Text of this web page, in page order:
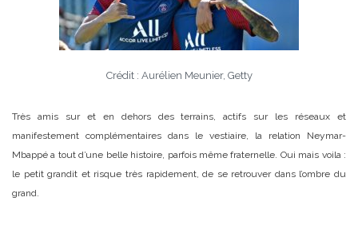
Crédit : Aurélien Meunier, Getty
Très amis sur et en dehors des terrains, actifs sur les réseaux et
manifestement complémentaires dans le vestiaire, la relation Neymar-
Mbappé a tout d’une belle histoire, parfois même fraternelle. Oui mais voila :
le petit grandit et risque très rapidement, de se retrouver dans l’ombre du
grand.